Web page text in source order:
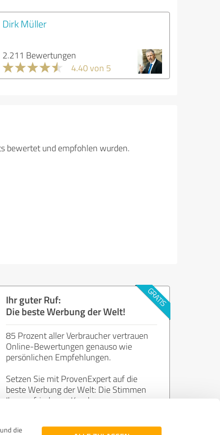
die
Dirk Müller
2.211 Bewertungen
4.40 von 5
bewertet und empfohlen wurden.
Ihr guter Ruf:
Die beste Werbung der Welt!
85 Prozent aller Verbraucher vertrauen
Online-Bewertungen genauso wie
persönlichen Empfehlungen.
Setzen Sie mit ProvenExpert auf die
beste Werbung der Welt: Die Stimmen
Ihrer zufriedenen Kunden.